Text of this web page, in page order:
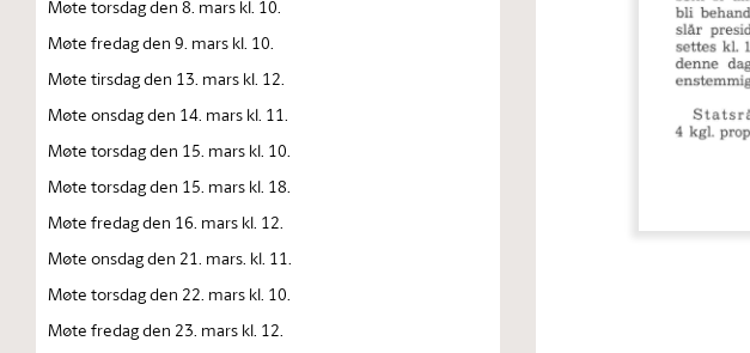
Møte torsdag den 8. mars kl. 10.
Møte fredag den 9. mars kl. 10.
Møte tirsdag den 13. mars kl. 12.
Møte onsdag den 14. mars kl. 11.
Møte torsdag den 15. mars kl. 10.
Møte torsdag den 15. mars kl. 18.
Møte fredag den 16. mars kl. 12.
Møte onsdag den 21. mars. kl. 11.
Møte torsdag den 22. mars kl. 10.
Møte fredag den 23. mars kl. 12.